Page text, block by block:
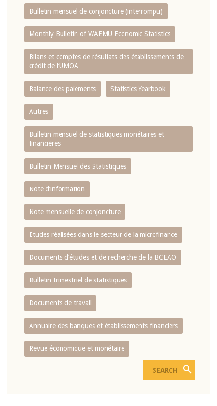
Bulletin mensuel de conjoncture (interrompu)
Monthly Bulletin of WAEMU Economic Statistics
Bilans et comptes de résultats des établissements de
crédit de l‘UMOA
Balance des paiements Statistics Yearbook
Autres
Bulletin mensuel de statistiques monétaires et
financières
Bulletin Mensuel des Statistiques
Note d’information
Note mensuelle de conjoncture
Etudes réalisées dans le secteur de la microfinance
Documents d’études et de recherche de la BCEAO
Bulletin trimestriel de statistiques
Documents de travail
Annuaire des banques et établissements financiers
Revue économique et monétaire